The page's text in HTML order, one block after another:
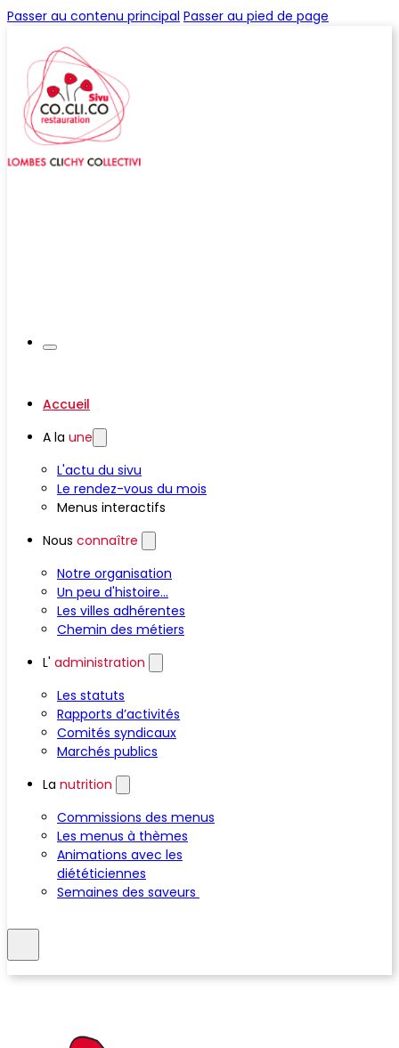
Passer au contenu principal Passer au pied de page
Accueil
A la une
L'actu du sivu
Le rendez-vous du mois
Menus interactifs
Nous connaître
Notre organisation
Un peu d'histoire...
Les villes adhérentes
Chemin des métiers
L' administration
Les statuts
Rapports d’activités
Comités syndicaux
Marchés publics
La nutrition
Commissions des menus
Les menus à thèmes
Animations avec les
diététiciennes
Semaines des saveurs